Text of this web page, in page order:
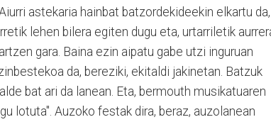
astekaria hainbat batzordekideekin elkartu da,
lehen bilera egiten dugu eta, urtarriletik
gara. Baina ezin aipatu gabe utzi inguruan
da, bereziki, ekitaldi jakinetan. Batzuk
bat ari da lanean. Eta, bermouth musikatuaren
lotuta". Auzoko festak dira, beraz, auzolanean